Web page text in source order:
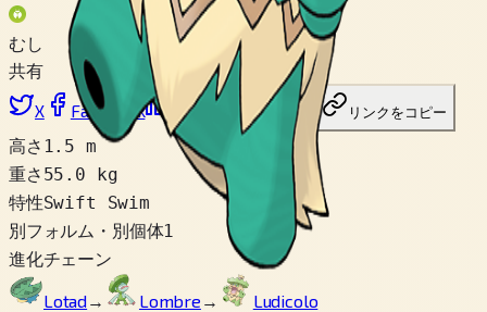
むし
共有
X
Facebook LinkedIn Reddit リンクをコピー
高さ 1.5 m
重さ 55.0 kg
特性Swift Swim
別フォルム・別個体1
進化チェーン
Lotad→ Lombre →
Ludicolo